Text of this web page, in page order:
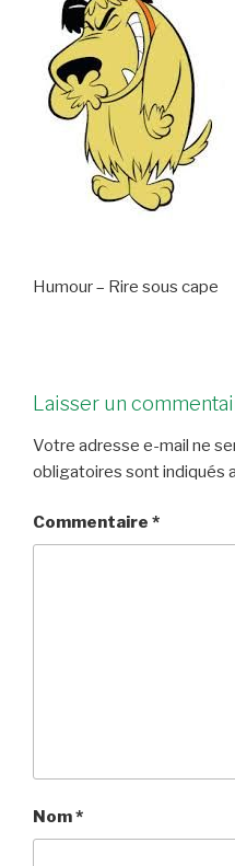
Humour – Rire sous cape
Laisser un
Votre adresse e-mail ne
obligatoires sont indiqués
Commentaire *
Nom*